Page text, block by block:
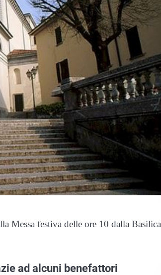
Messa festiva delle ore 10 dalla Basilica
ad alcuni benefattori